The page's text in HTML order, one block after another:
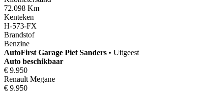
72.098 Km
Kenteken
H-573-FX
Brandstof
Benzine
AutoFirst Garage Piet Sanders • Uitgeest
Auto beschikbaar
€ 9.950
Renault Megane
€ 9.950